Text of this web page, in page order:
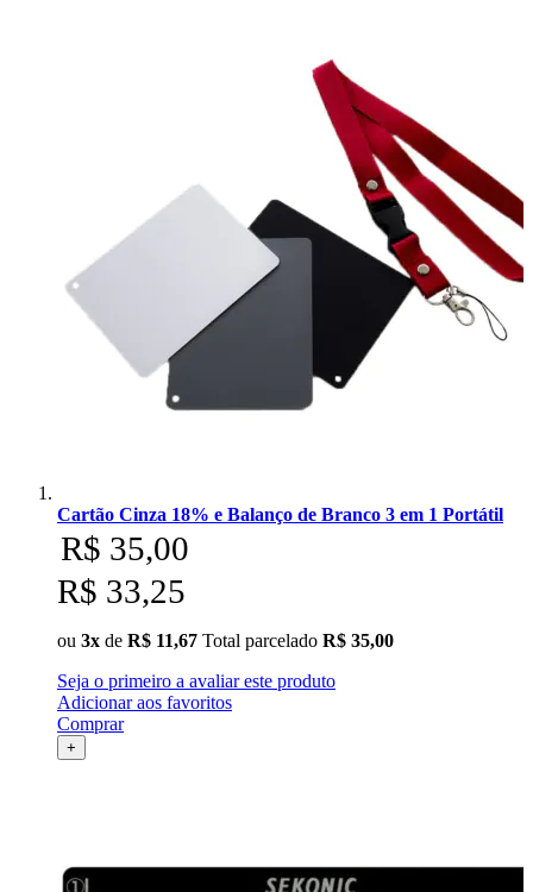
Tiffen
Tilta
Ulanzi
Utech
Waywel
ZIFON
Cartão Cinza 18% e Balanço de Branco 3 em 1 Portátil
R$ 35,00
R$ 33,25
ou 3x de R$ 11,67 Total parcelado R$ 35,00
Seja o primeiro a avaliar este produto
Adicionar aos favoritos
Comprar
+